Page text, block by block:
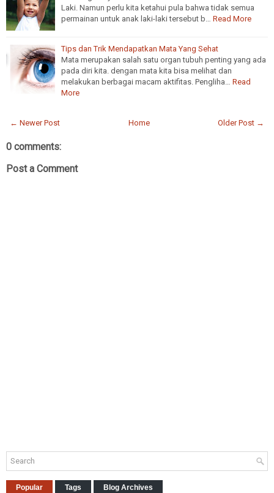
Laki. Namun perlu kita ketahui pula bahwa tidak semua
permainan untuk anak laki-laki tersebut b… Read More
Tips dan Trik Mendapatkan Mata Yang Sehat
Mata merupakan salah satu organ tubuh penting yang ada
pada diri kita. dengan mata kita bisa melihat dan
melakukan berbagai macam aktifitas. Pengliha… Read
More
← Newer Post Older Post →
Home
0 comments:
Post a Comment
Popular Tags Blog Archives